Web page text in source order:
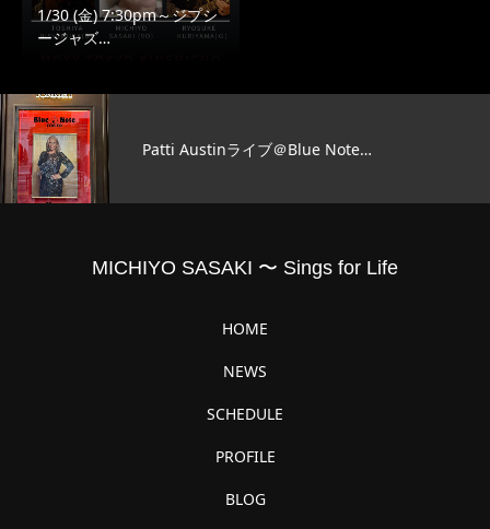
1/30 (金) 7:30pm～ジプシ
ージャズ…
Patti Austinライブ＠Blue Note…
MICHIYO SASAKI 〜 Sings for Life
HOME
NEWS
SCHEDULE
PROFILE
BLOG